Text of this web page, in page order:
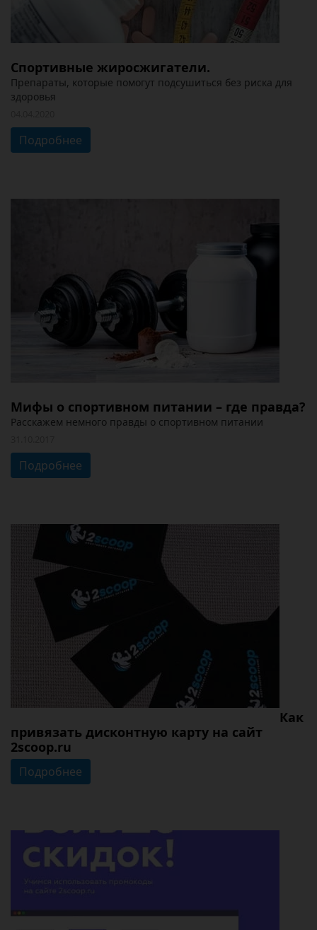
Спортивные жиросжигатели.
Препараты, которые помогут подсушиться без риска для
здоровья
Подробнее
Мифы о спортивном питании – где правда?
Расскажем немного правды о спортивном питании
Подробнее
Как
привязать дисконтную карту на cайт
2scoop.ru
Подробнее